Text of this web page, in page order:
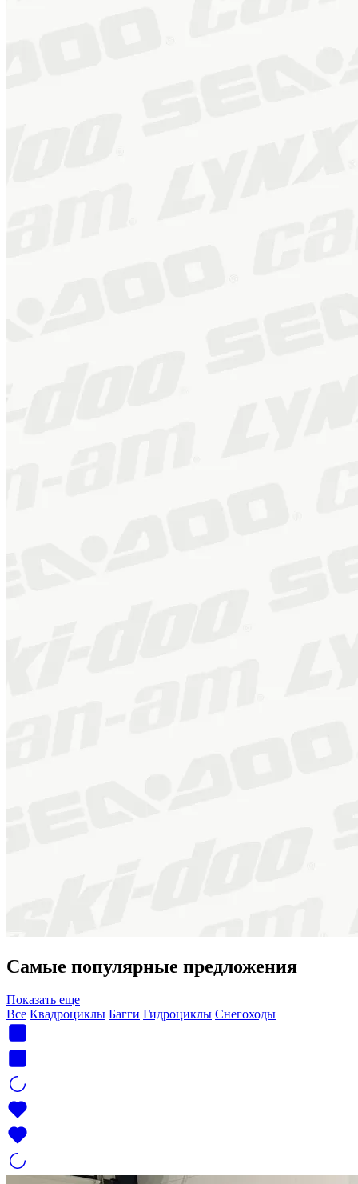
Самые популярные предложения
Показать еще
Все Квадроциклы Багги Гидроциклы Снегоходы